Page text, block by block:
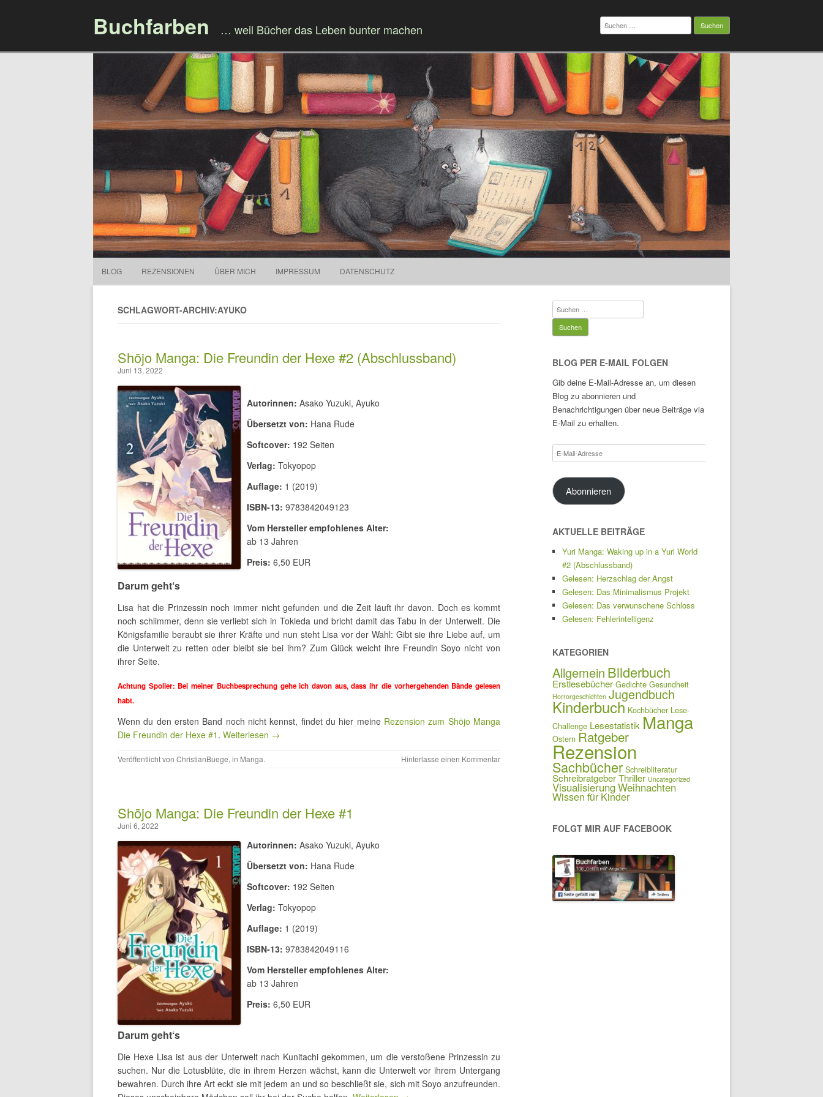
Buchfarben … weil Bücher das Leben bunter machen
Suchen
nach:
BLOG REZENSIONEN ÜBER MICH IMPRESSUM DATENSCHUTZ
SCHLAGWORT-ARCHIV:AYUKO
Shōjo Manga: Die Freundin der Hexe #2 (Abschlussband)
Juni 13, 2022
Autorinnen: Asako Yuzuki, Ayuko
Übersetzt von: Hana Rude
Softcover: 192 Seiten
Verlag: Tokyopop
Auflage: 1 (2019)
ISBN-13: 9783842049123
Vom Hersteller empfohlenes Alter:
ab 13 Jahren
Preis: 6,50 EUR
Darum geht‘s
Lisa hat die Prinzessin noch immer nicht gefunden und die Zeit läuft ihr davon. Doch es kommt
noch schlimmer, denn sie verliebt sich in Tokieda und bricht damit das Tabu in der Unterwelt. Die
Königsfamilie beraubt sie ihrer Kräfte und nun steht Lisa vor der Wahl: Gibt sie ihre Liebe auf, um
die Unterwelt zu retten oder bleibt sie bei ihm? Zum Glück weicht ihre Freundin Soyo nicht von
ihrer Seite.
Achtung Spoiler: Bei meiner Buchbesprechung gehe ich davon aus, dass ihr die vorhergehenden Bände gelesen
habt.
Wenn du den ersten Band noch nicht kennst, findet du hier meine Rezension zum Shōjo Manga
Die Freundin der Hexe #1 . Weiterlesen →
Veröffentlicht von ChristianBuege, in Manga. Hinterlasse einen Kommentar
Shōjo Manga: Die Freundin der Hexe #1
Juni 6, 2022
Autorinnen: Asako Yuzuki, Ayuko
Übersetzt von: Hana Rude
Softcover: 192 Seiten
Verlag: Tokyopop
Auflage: 1 (2019)
ISBN-13: 9783842049116
Vom Hersteller empfohlenes Alter:
ab 13 Jahren
Preis: 6,50 EUR
Darum geht‘s
Die Hexe Lisa ist aus der Unterwelt nach Kunitachi gekommen, um die verstoßene Prinzessin zu
suchen. Nur die Lotusblüte, die in ihrem Herzen wächst, kann die Unterwelt vor ihrem Untergang
bewahren. Durch ihre Art eckt sie mit jedem an und so beschließt sie, sich mit Soyo anzufreunden.
Suchen
nach:
BLOG PER E-MAIL FOLGEN
Gib deine E-Mail-Adresse an, um diesen
Blog zu abonnieren und
Benachrichtigungen über neue Beiträge via
E-Mail zu erhalten.
E-
Mail-
Adresse
Abonnieren
AKTUELLE BEITRÄGE
Yuri Manga: Waking up in a Yuri World
#2 (Abschlussband)
Gelesen: Herzschlag der Angst
Gelesen: Das Minimalismus Projekt
Gelesen: Das verwunschene Schloss
Gelesen: Fehlerintelligenz
KATEGORIEN
Allgemein Bilderbuch
Erstlesebücher Gedichte Gesundheit
Horrorgeschichten Jugendbuch
Kinderbuch Kochbücher Lese-
Challenge Lesestatistik Manga
Ostern Ratgeber
Rezension
Sachbücher Schreibliteratur
SchreibratgeberThriller Uncategorized
VisualisierungWeihnachten
Wissen für Kinder
FOLGT MIR AUF FACEBOOK